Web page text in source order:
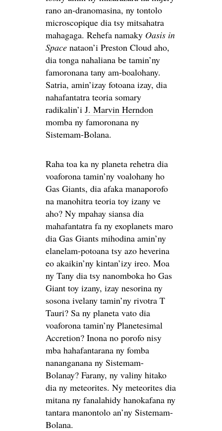
rano an-dranomasina, ny tontolo
microscopique dia tsy mitsahatra
mahagaga. Rehefa namaky Oasis in
Space nataon’i Preston Cloud aho,
dia tonga nahaliana be tamin’ny
famoronana tany am-boalohany.
Satria, amin’izay fotoana izay, dia
nahafantatra teoria somary
radikalin’i J. Marvin Herndon
momba ny famoronana ny
Sistemam-Bolana.
Raha toa ka ny planeta rehetra dia
voaforona tamin’ny voalohany ho
Gas Giants, dia afaka manaporofo
na manohitra teoria toy izany ve
aho? Ny mpahay siansa dia
mahafantatra fa ny exoplanets maro
dia Gas Giants mihodina amin’ny
elanelam-potoana tsy azo heverina
eo akaikin’ny kintan’izy ireo. Moa
ny Tany dia tsy nanomboka ho Gas
Giant toy izany, izay nesorina ny
sosona ivelany tamin’ny rivotra T
Tauri? Sa ny planeta vato dia
voaforona tamin’ny Planetesimal
Accretion? Inona no porofo nisy
mba hahafantarana ny fomba
nananganana ny Sistemam-
Bolanay? Farany, ny valiny hitako
dia ny meteorites. Ny meteorites dia
mitana ny fanalahidy hanokafana ny
tantara manontolo an’ny Sistemam-
Bolana.